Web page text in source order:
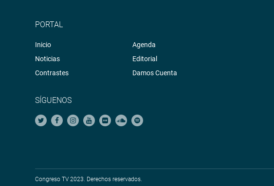
PORTAL
Inicio
Noticias
Contrastes
Agenda
Editorial
Damos Cuenta
SÍGUENOS
Congreso TV 2023. Derechos reservados.